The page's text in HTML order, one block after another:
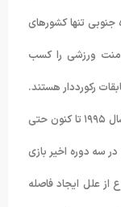
جنوبی تنها کشورهای
ورزشی را کسب
در این مسابقات رکورددار هستند.
این در حالی است که تیم ملی واترپلوی ایران از سال ۱۹۹۵ تا کنون حتی
سه دوره اخیر بازی
علل ایجاد فاصله